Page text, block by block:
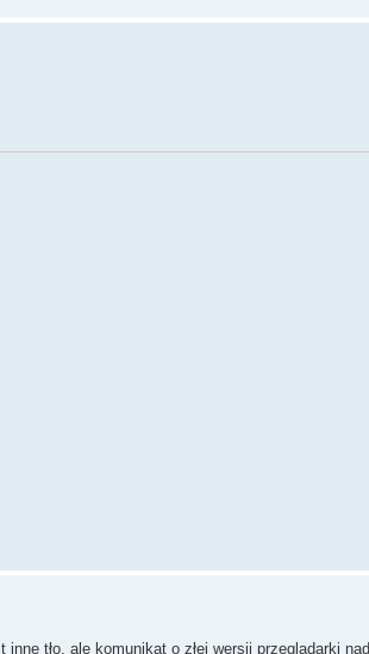
tło, ale komunikat o złej wersji przeglądarki